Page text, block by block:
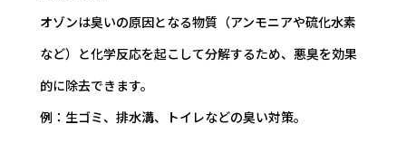
オゾンは臭いの原因となる物質（アンモニアや硫化水素
など）と化学反応を起こして分解するため、悪臭を効果
的に除去できます。
例：生ゴミ、排水溝、トイレなどの臭い対策。